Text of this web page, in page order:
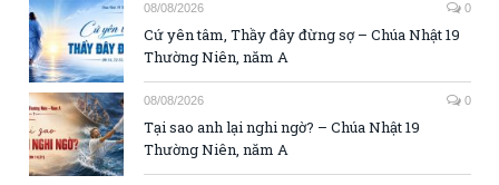
08/08/2026 0
Cứ yên tâm, Thầy đây đừng sợ – Chúa Nhật 19
Thường Niên, năm A
08/08/2026 0
Tại sao anh lại nghi ngờ? – Chúa Nhật 19
Thường Niên, năm A